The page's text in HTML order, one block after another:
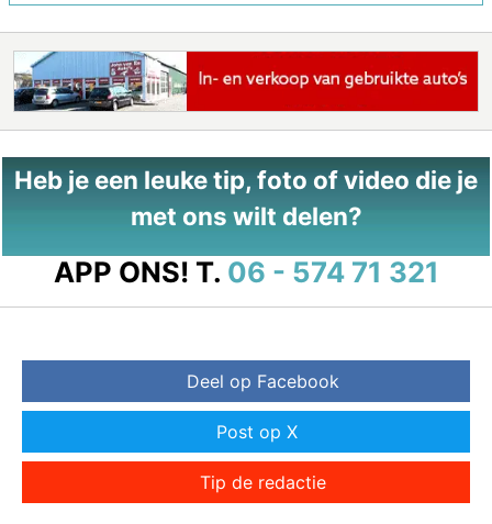
Heb je een leuke tip, foto of video die je
met ons wilt delen?
APP ONS! T. 06 - 574 71 321
Deel op Facebook
Post op X
Tip de redactie